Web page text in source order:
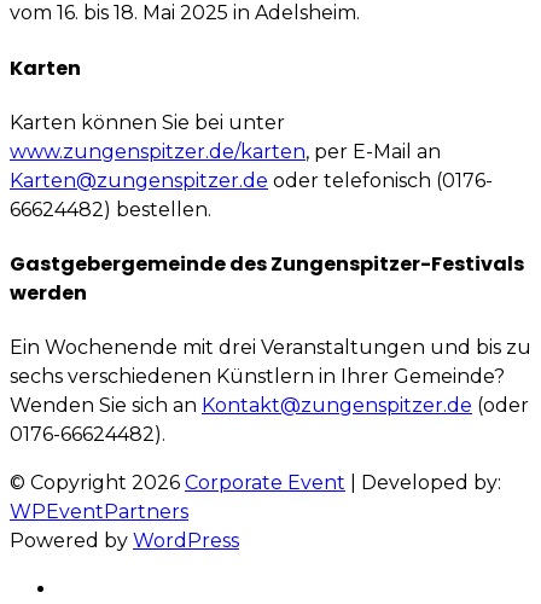
vom 16. bis 18. Mai 2025 in Adelsheim.
Karten
Karten können Sie bei unter
www.zungenspitzer.de/karten, per E-Mail an
Karten@zungenspitzer.de oder telefonisch (0176-
66624482) bestellen.
Gastgebergemeinde des Zungenspitzer-Festivals
werden
Ein Wochenende mit drei Veranstaltungen und bis zu
sechs verschiedenen Künstlern in Ihrer Gemeinde?
Wenden Sie sich an Kontakt@zungenspitzer.de (oder
0176-66624482).
© Copyright 2026 Corporate Event | Developed by:
WPEventPartners
Powered by WordPress